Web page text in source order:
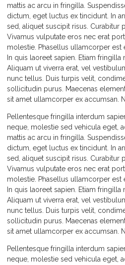
mattis ac arcu in fringilla.
dictum, eget luctus ex tincidunt. In
sed, aliquet suscipit risus. Curabitur
Vivamus vulputate eros nec erat
molestie. Phasellus ullamcorper est
In quis laoreet sapien. Etiam
Aliquam ut viverra erat, vel
nunc tellus. Duis turpis velit,
sollicitudin purus. Maecenas
sit amet ullamcorper ex accumsan.
Pellentesque fringilla interdum
neque, molestie sed vehicula eget,
mattis ac arcu in fringilla.
dictum, eget luctus ex tincidunt. In
sed, aliquet suscipit risus. Curabitur
Vivamus vulputate eros nec erat
molestie. Phasellus ullamcorper est
In quis laoreet sapien. Etiam
Aliquam ut viverra erat, vel
nunc tellus. Duis turpis velit,
sollicitudin purus. Maecenas
sit amet ullamcorper ex accumsan.
Pellentesque fringilla interdum
neque, molestie sed vehicula eget,